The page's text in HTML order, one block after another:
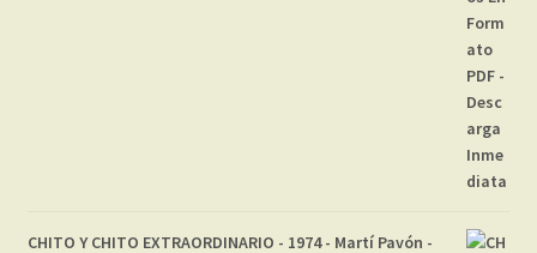
CHITO Y CHITO EXTRAORDINARIO - 1974 - Martí Pavón -